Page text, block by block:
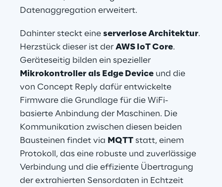
Datenaggregation erweitert.
Dahinter steckt eine serverlose Architektur.
Herzstück dieser ist der AWS IoT Core.
Geräteseitig bilden ein spezieller
Mikrokontroller als Edge Device und die
von Concept Reply dafür entwickelte
Firmware die Grundlage für die WiFi-
basierte Anbindung der Maschinen. Die
Kommunikation zwischen diesen beiden
Bausteinen findet via MQTT statt, einem
Protokoll, das eine robuste und zuverlässige
Verbindung und die effiziente Übertragung
der extrahierten Sensordaten in Echtzeit